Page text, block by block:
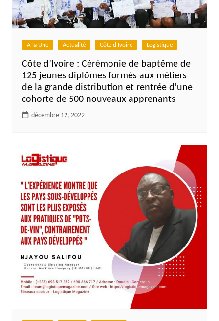
A la Une Actualité Côte d'Ivoire Logistique
Côte d’Ivoire : Cérémonie de baptême de
125 jeunes diplômes formés aux métiers
de la grande distribution et rentrée d’une
cohorte de 500 nouveaux apprenants
décembre 12, 2022